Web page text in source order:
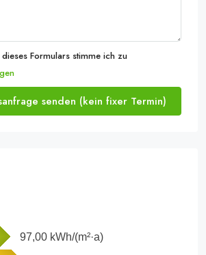
Formulars stimme ich zu
senden (kein fixer Termin)
97,00 kWh/(m²·a)